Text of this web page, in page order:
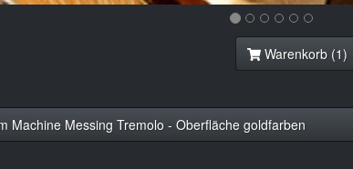
Warenkorb (1)
Machine Messing Tremolo - Oberfläche goldfarben